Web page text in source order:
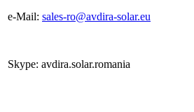
e-Mail: sales-ro@avdira-solar.eu
Skype: avdira.solar.romania